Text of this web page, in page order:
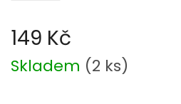
149 Kč
Měrná
cena:
Skladem (2 ks)